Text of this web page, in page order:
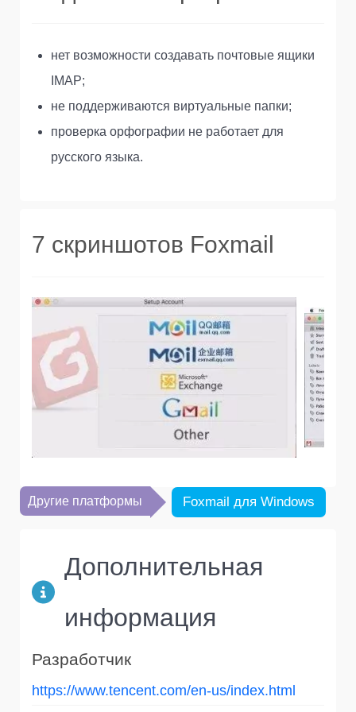
нет возможности создавать почтовые ящики
IMAP;
не поддерживаются виртуальные папки;
проверка орфографии не работает для
русского языка.
7 скриншотов Foxmail
Другие платформы Foxmail для Windows
Дополнительная
информация
Разработчик
https://www.tencent.com/en-us/index.html